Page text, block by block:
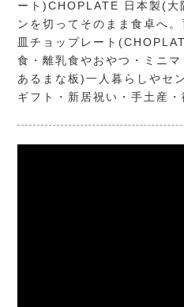
ート)CHOPLATE 日本製(
ンを切ってそのまま食卓へ
皿チョップレート
食・離乳食やおやつ・ミニ
あるまな板)一人暮らしやセ
ギフト・新居祝い・手土産・